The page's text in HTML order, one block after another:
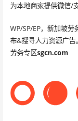
为本地商家提供微信/
WP/SP/EP，新加坡
布&搜寻人力资源广告
劳务专区sgcn.com